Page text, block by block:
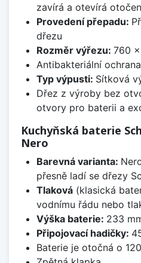
zavírá a otevírá
Provedení přepadu:
dřezu
Rozměr výřezu: 760
Antibakteriální
Typ výpusti: Sítková
Dřez z výroby bez
otvory pro baterii a
Kuchyňská baterie
Nero
Barevná varianta:
přesně ladí se dřezy
Tlaková(klasická
vodnímu řádu nebo
Výška baterie: 233
Připojovací hadičky:
Baterie je otočná o